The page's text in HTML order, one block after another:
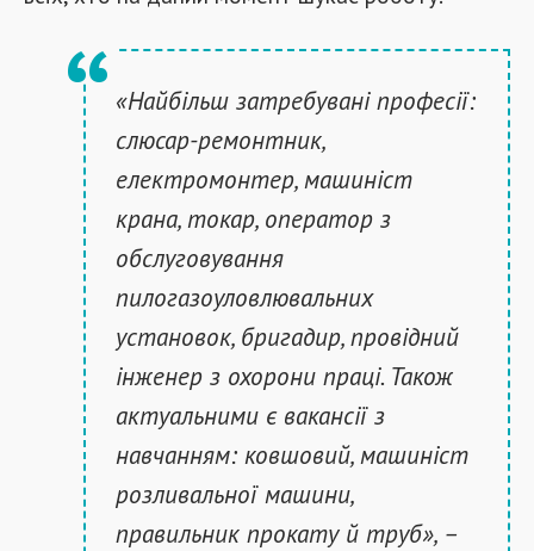
«Найбільш затребувані професії:
слюсар-ремонтник,
електромонтер, машиніст
крана, токар, оператор з
обслуговування
пилогазоуловлювальних
установок, бригадир, провідний
інженер з охорони праці. Також
актуальними є вакансії з
навчанням: ковшовий, машиніст
розливальної машини,
правильник прокату й труб», –